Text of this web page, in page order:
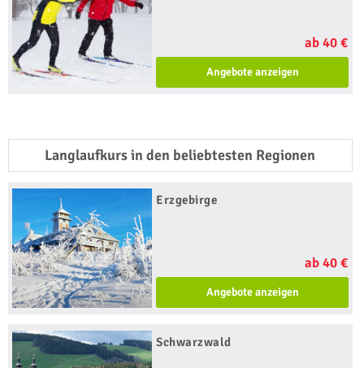
ab 40 €
Angebote anzeigen
Langlaufkurs in den beliebtesten Regionen
Erzgebirge
ab 40 €
Angebote anzeigen
Schwarzwald